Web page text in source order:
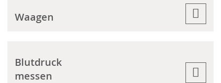
Waagen
Blutdruck
messen